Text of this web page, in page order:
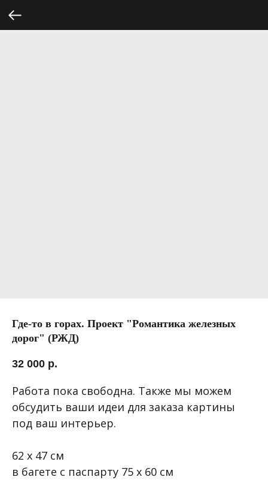
Где-то в горах. Проект "Романтика железных
дорог" (РЖД)
32 000 р.
Работа пока свободна. Также мы можем
обсудить ваши идеи для заказа картины
под ваш интерьер.
62 х 47 см
в багете с паспарту 75 х 60 см